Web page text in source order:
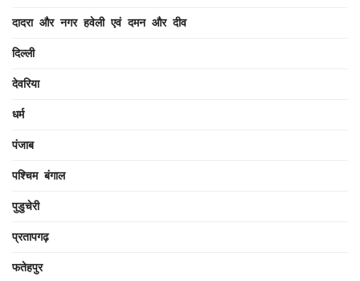
दादरा और नगर हवेली एवं दमन और दीव
दिल्ली
देवरिया
धर्म
पंजाब
पश्चिम बंगाल
पुडुचेरी
प्रतापगढ़
फतेहपुर